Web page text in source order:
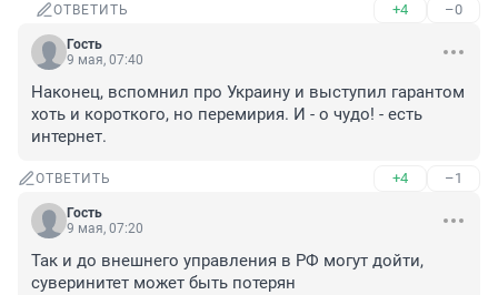
ОТВЕТИТЬ +4 –0
Гость
9 мая, 07:40
Наконец, вспомнил про Украину и выступил гарантом
хоть и короткого, но перемирия. И - о чудо! - есть
интернет.
ОТВЕТИТЬ +4 –1
Гость
9 мая, 07:20
Так и до внешнего управления в РФ могут дойти,
суверинитет может быть потерян